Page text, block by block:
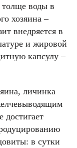
толще воды в
хозяина –
внедряется в
и жировой
капсулу –
личинка
достигает
в сутки